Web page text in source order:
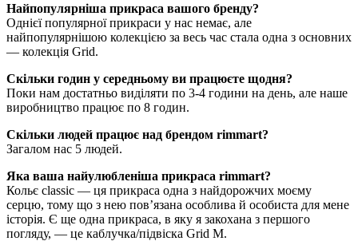
Найпопулярніша прикраса вашого бренду?
Однієї популярної прикраси у нас немає, але
найпопулярнішою колекцією за весь час стала одна з основних
— колекція Grid.
Скільки годин у середньому ви працюєте щодня?
Поки нам достатньо виділяти по 3-4 години на день, але наше
виробництво працює по 8 годин.
Скільки людей працює над брендом rimmart?
Загалом нас 5 людей.
Яка ваша найулюбленіша прикраса rimmart?
Кольє classic — ця прикраса одна з найдорожчих моєму
серцю, тому що з нею пов’язана особлива й особиста для мене
історія. Є ще одна прикраса, в яку я закохана з першого
погляду, — це каблучка/підвіска Grid M.